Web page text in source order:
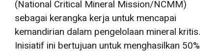
(National Critical Mineral Mission/NCMM)
sebagai kerangka kerja untuk mencapai
kemandirian dalam pengelolaan mineral kritis.
Inisiatif ini bertujuan untuk menghasilkan 50%